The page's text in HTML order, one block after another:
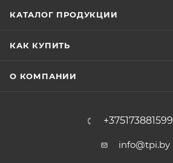
КАТАЛОГ ПРОДУКЦИИ
КАК КУПИТЬ
О КОМПАНИИ
+375173881599
info@tpi.by